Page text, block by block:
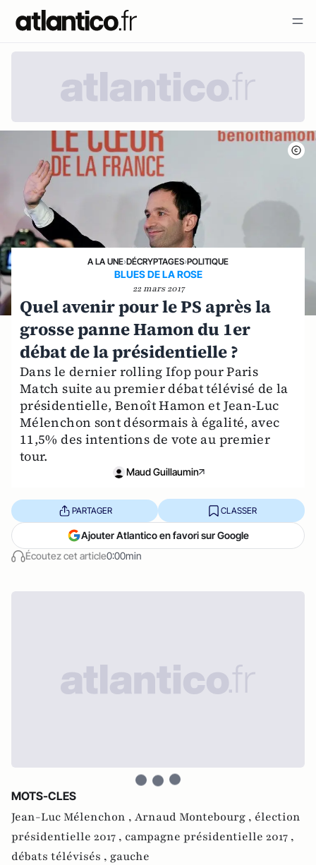
A LA UNE›DÉCRYPTAGES›POLITIQUE
BLUES DE LA ROSE
22 mars 2017
Quel avenir pour le PS après la
grosse panne Hamon du 1er
débat de la présidentielle ?
Dans le dernier rolling Ifop pour Paris
Match suite au premier débat télévisé de la
présidentielle, Benoît Hamon et Jean-Luc
Mélenchon sont désormais à égalité, avec
11,5% des intentions de vote au premier
tour.
Maud Guillaumin
Écoutez cet article0:00min
PARTAGER CLASSER
Ajouter Atlantico en favori sur Google
MOTS-CLES
Jean-Luc Mélenchon , Arnaud Montebourg , élection
présidentielle 2017 , campagne présidentielle 2017 ,
débats télévisés , gauche